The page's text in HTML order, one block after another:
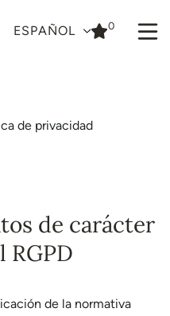
ESPAÑOL 0
de privacidad
de carácter
RGPD
de la normativa